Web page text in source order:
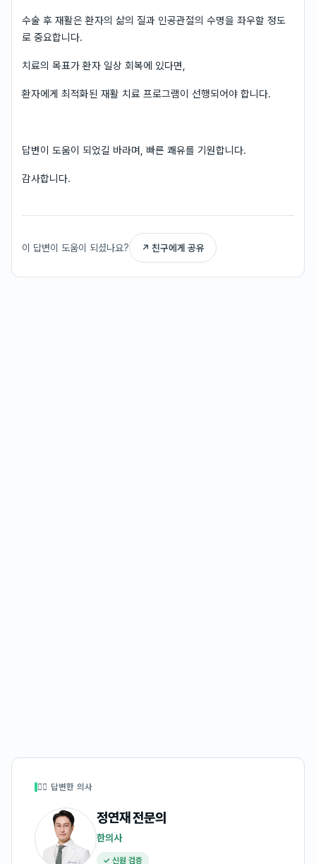
수술 후 재활은 환자의 삶의 질과 인공관절의 수명을 좌우할 정도
로 중요합니다.
치료의 목표가 환자 일상 회복에 있다면,
환자에게 최적화된 재활 치료 프로그램이 선행되어야 합니다.
답변이 도움이 되었길 바라며, 빠른 쾌유를 기원합니다.
감사합니다.
이 답변이 도움이 되셨나요? ↗ 친구에게 공유
👩‍⚕️ 답변한 의사
정연재전문의
한의사
✓ 신원 검증